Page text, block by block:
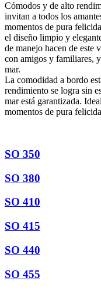
Cómodos y de alto
invitan a todos los
momentos de pura
el diseño limpio y
de manejo hacen de este
con amigos y familiares,
mar.
La comodidad a bordo
rendimiento se logra sin
mar está garantizada.
momentos de pura
SO 350
SO 380
SO 410
SO 415
SO 440
SO 455